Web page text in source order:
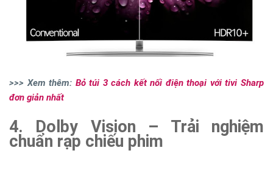
>>> Xem thêm: Bỏ túi 3 cách kết nối điện thoại với tivi Sharp
đơn giản nhất
4. Dolby Vision – Trải nghiệm
chuẩn rạp chiếu phim